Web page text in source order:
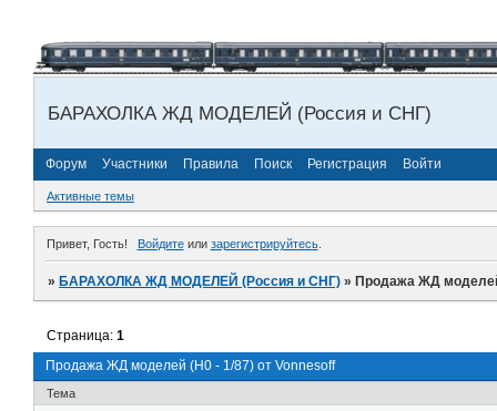
БАРАХОЛКА ЖД МОДЕЛЕЙ (Россия и СНГ)
Форум Участники Правила Поиск Регистрация Войти
Активные темы
Привет, Гость! Войдитеили зарегистрируйтесь.
» БАРАХОЛКА ЖД МОДЕЛЕЙ (Россия и СНГ) » Продажа ЖД
Продажа ЖД моделей (H0 - 1/87) от Vonnesoff
Страница:1
Тема